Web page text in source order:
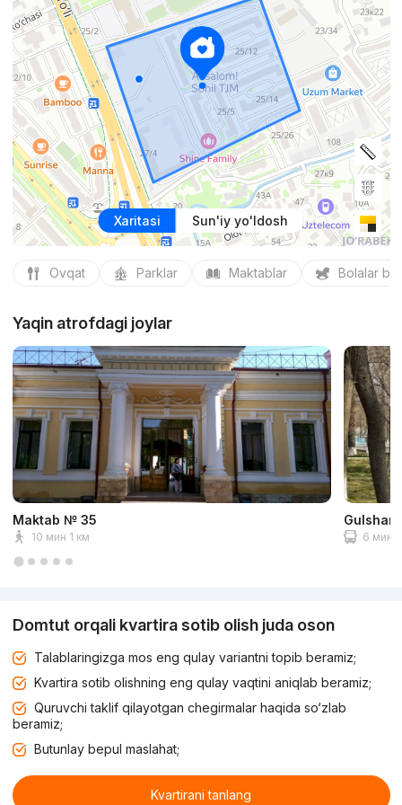
Xaritasi Sun'iy yo'ldosh
Ovqat Parklar Maktablar Bolalar
Yaqin atrofdagi joylar
Maktab № 35
10 мин 1 км
Gulshan
6 мин
Domtut orqali kvartira sotib olish juda oson
Talablaringizga mos eng qulay variantni topib beramiz;
Kvartira sotib olishning eng qulay vaqtini aniqlab beramiz;
Quruvchi taklif qilayotgan chegirmalar haqida so‘zlab
beramiz;
Butunlay bepul maslahat;
Kvartirani tanlang